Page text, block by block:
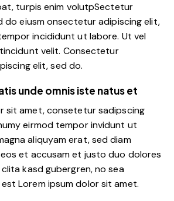
turpis enim volutpSectetur
do eiusm onsectetur adipiscing elit,
incididunt ut labore. Ut vel
velit. Consectetur
elit, sed do.
unde omnis iste natus et
sit amet, consetetur sadipscing
eirmod tempor invidunt ut
aliquyam erat, sed diam
et accusam et justo duo dolores
kasd gubergren, no sea
Lorem ipsum dolor sit amet.